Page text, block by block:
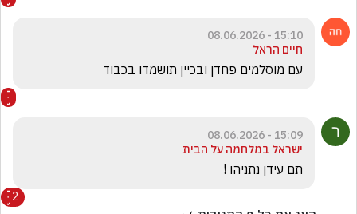
15:10 - 08.06.2026
חיים הראל
עם מוסלמים פחדן ובכיין תושמדו בכבוד
15:09 - 08.06.2026
ישראל במלחמה על הבית
תם עידן נתניהו !
2